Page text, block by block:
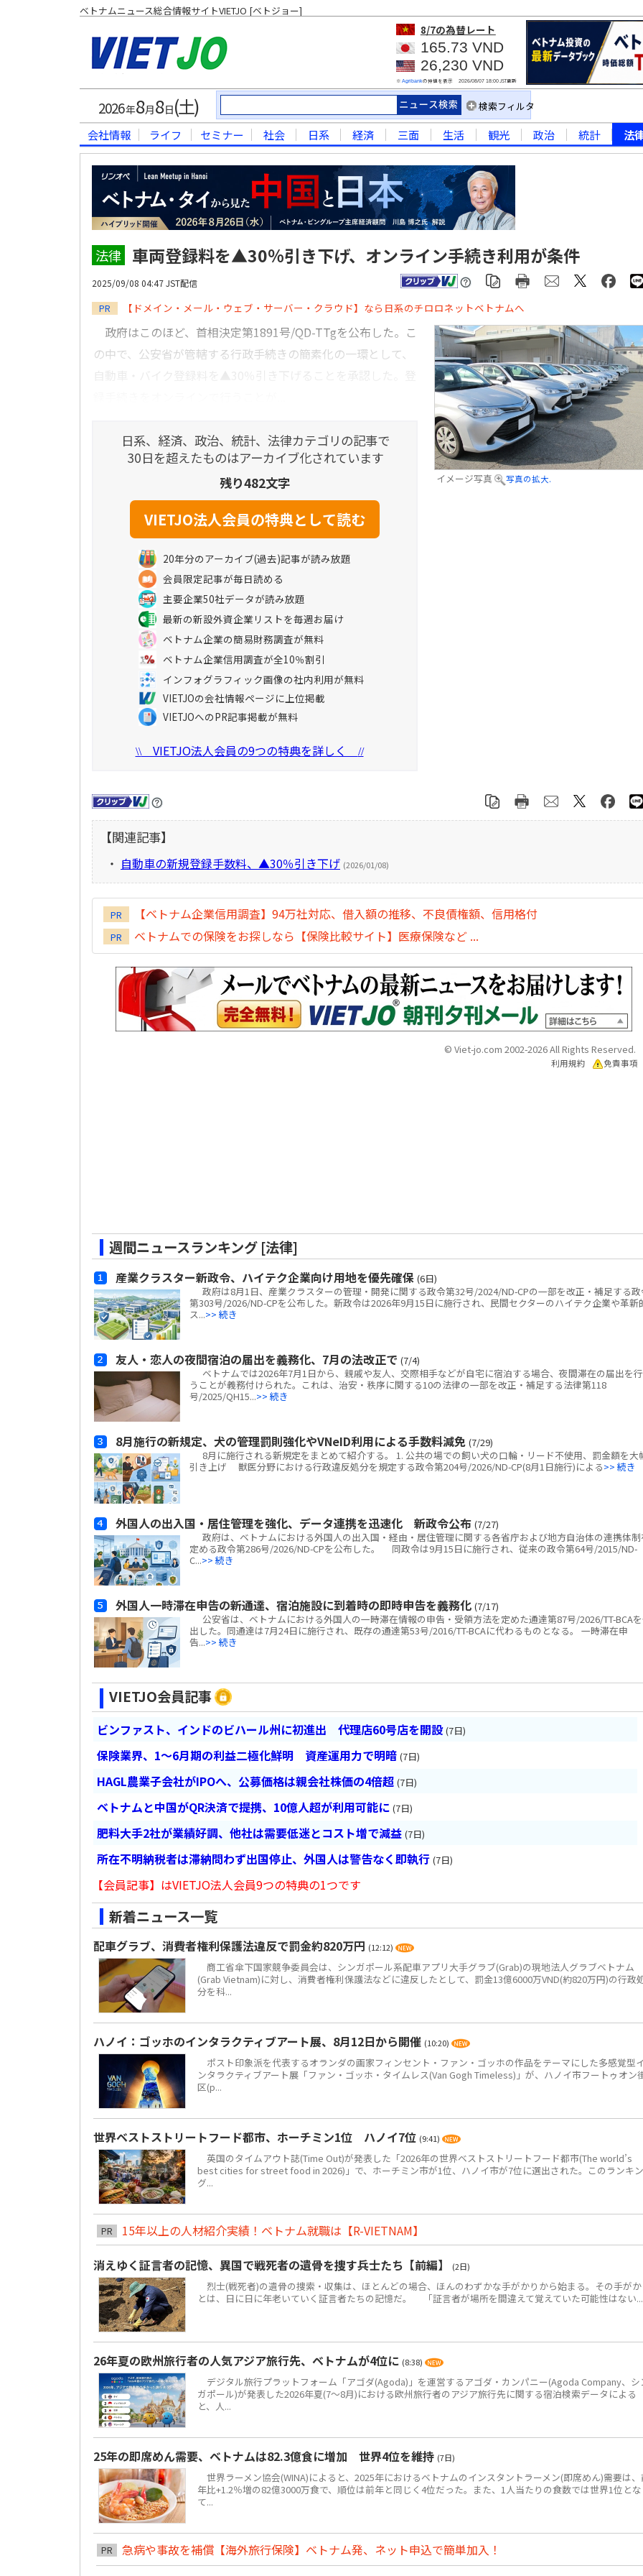
ベトナムニュース総合情報サイトVIETJO [ベトジョー]
8/7の為替レート
165.73 VND
26,230 VND
※ Agribankの仲値を表示 2026/08/07 18:00JST更新
2026年8月8日(土) 検索フィルタ
会社情報 ライフ セミナー 社会 日系 経済 三面 生活 観光 政治 統計 法
法律 車両登録料を▲30％引き下げ、オンライン手続き利用が条件
2025/09/08 04:47 JST配信
PR 【ドメイン・メール・ウェブ・サーバー・クラウド】なら日系のチロロネットベトナムへ
イメージ写真 写真の拡大.
政府はこのほど、首相決定第1891号/QD-TTgを公布した。こ
の中で、公安省が管轄する行政手続きの簡素化の一環として、
日系、経済、政治、統計、法律カテゴリの記事で
30日を超えたものはアーカイブ化されています
残り482文字
20年分のアーカイブ(過去)記事が読み放題
会員限定記事が毎日読める
主要企業50社データが読み放題
最新の新設外資企業リストを毎週お届け
ベトナム企業の簡易財務調査が無料
ベトナム企業信用調査が全10％割引
インフォグラフィック画像の社内利用が無料
VIETJOの会社情報ページに上位掲載
VIETJOへのPR記事掲載が無料
\\VIETJO法人会員の9つの特典を詳しく //
【関連記事】
・ 自動車の新規登録手数料、▲30％引き下げ (2026/01/08)
PR 【ベトナム企業信用調査】94万社対応、借入額の推移、不良債権額、信用格付
PR ベトナムでの保険をお探しなら【保険比較サイト】医療保険など ...
© Viet-jo.com 2002-2026 All Rights Reserved.
利用規約 免責事項
週間ニュースランキング [法律]
産業クラスター新政令、ハイテク企業向け用地を優先確保 (6日)
政府は8月1日、産業クラスターの管理・開発に関する政令第32号/2024/ND-CPの一部を改正・補足する
第303号/2026/ND-CPを公布した。新政令は2026年9月15日に施行され、民間セクターのハイテク企業や革新
ス...>> 続き
友人・恋人の夜間宿泊の届出を義務化、7月の法改正で (7/4)
ベトナムでは2026年7月1日から、親戚や友人、交際相手などが自宅に宿泊する場合、夜間滞在の届出を行
うことが義務付けられた。これは、治安・秩序に関する10の法律の一部を改正・補足する法律第118
号/2025/QH15...>> 続き
8月施行の新規定、犬の管理罰則強化やVNeID利用による手数料減免 (7/29)
8月に施行される新規定をまとめて紹介する。 1. 公共の場での飼い犬の口輪・リード不使用、罰金額を大
引き上げ 獣医分野における行政違反処分を規定する政令第204号/2026/ND-CP(8月1日施行)による>> 続き
外国人の出入国・居住管理を強化、データ連携を迅速化 新政令公布 (7/27)
政府は、ベトナムにおける外国人の出入国・経由・居住管理に関する各省庁および地方自治体の連携体
定める政令第286号/2026/ND-CPを公布した。 同政令は9月15日に施行され、従来の政令第64号/2015/ND-
C...>> 続き
外国人一時滞在申告の新通達、宿泊施設に到着時の即時申告を義務化 (7/17)
公安省は、ベトナムにおける外国人の一時滞在情報の申告・受領方法を定めた通達第87号/2026/TT-BCA
出した。同通達は7月24日に施行され、既存の通達第53号/2016/TT-BCAに代わるものとなる。 一時滞在申
告...>> 続き
VIETJO会員記事
ビンファスト、インドのビハール州に初進出 代理店60号店を開設 (7日)
保険業界、1～6月期の利益二極化鮮明 資産運用力で明暗 (7日)
HAGL農業子会社がIPOへ、公募価格は親会社株価の4倍超 (7日)
ベトナムと中国がQR決済で提携、10億人超が利用可能に (7日)
肥料大手2社が業績好調、他社は需要低迷とコスト増で減益 (7日)
所在不明納税者は滞納問わず出国停止、外国人は警告なく即執行 (7日)
【会員記事】はVIETJO法人会員9つの特典の1つです
新着ニュース一覧
配車グラブ、消費者権利保護法違反で罰金約820万円 (12:12)
商工省傘下国家競争委員会は、シンガポール系配車アプリ大手グラブ(Grab)の現地法人グラブベトナム
(Grab Vietnam)に対し、消費者権利保護法などに違反したとして、罰金13億6000万VND(約820万円)の行政
分を科...
ハノイ：ゴッホのインタラクティブアート展、8月12日から開催 (10:20)
ポスト印象派を代表するオランダの画家フィンセント・ファン・ゴッホの作品をテーマにした多感覚型
ンタラクティブアート展「ファン・ゴッホ・タイムレス(Van Gogh Timeless)」が、ハノイ市フートゥオン
区(p...
世界ベストストリートフード都市、ホーチミン1位 ハノイ7位 (9:41)
英国のタイムアウト誌(Time Out)が発表した「2026年の世界ベストストリートフード都市(The world’s
best cities for street food in 2026)」で、ホーチミン市が1位、ハノイ市が7位に選出された。このランキン
グ...
PR
15年以上の人材紹介実績！ベトナム就職は【R-VIETNAM】
消えゆく証言者の記憶、異国で戦死者の遺骨を捜す兵士たち【前編】
(2日)
烈士(戦死者)の遺骨の捜索・収集は、ほとんどの場合、ほんのわずかな手がかりから始まる。その手が
とは、日に日に年老いていく証言者たちの記憶だ。 「証言者が場所を間違えて覚えていた可能性はない...
26年夏の欧州旅行者の人気アジア旅行先、ベトナムが4位に (8:38)
デジタル旅行プラットフォーム「アゴダ(Agoda)」を運営するアゴダ・カンパニー(Agoda Company、シ
ガポール)が発表した2026年夏(7～8月)における欧州旅行者のアジア旅行先に関する宿泊検索データによる
と、人...
25年の即席めん需要、ベトナムは82.3億食に増加 世界4位を維持 (7日)
世界ラーメン協会(WINA)によると、2025年におけるベトナムのインスタントラーメン(即席めん)需要は
年比+1.2％増の82億3000万食で、順位は前年と同じく4位だった。また、1人当たりの食数では世界1位と
て...
PR
急病や事故を補償【海外旅行保険】ベトナム発、ネット申込で簡単加入！